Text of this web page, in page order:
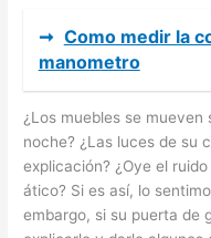
➞ Como medir la
manometro
¿Los muebles se mueven
noche? ¿Las luces de su
explicación? ¿Oye el
ático? Si es así, lo
embargo, si su puerta de